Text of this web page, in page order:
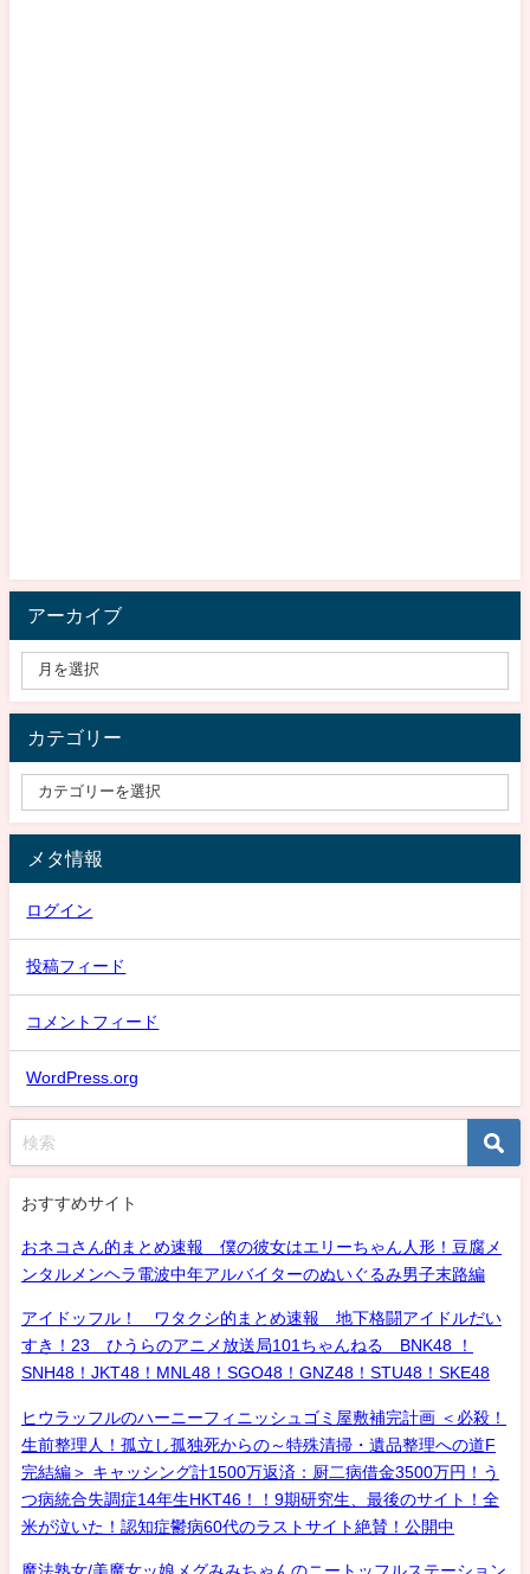
アーカイブ
カテゴリー
メタ情報
ログイン
投稿フィード
コメントフィード
WordPress.org
おすすめサイト
おネコさん的まとめ速報 僕の彼女はエリーちゃん人形！豆腐メ
ンタルメンヘラ電波中年アルバイターのぬいぐるみ男子末路編
アイドッフル！ ワタクシ的まとめ速報 地下格闘アイドルだい
すき！23 ひうらのアニメ放送局101ちゃんねる BNK48 ！
SNH48！JKT48！MNL48！SGO48！GNZ48！STU48！SKE48
ヒウラッフルのハーニーフィニッシュゴミ屋敷補完計画 ＜必殺！
生前整理人！孤立し孤独死からの～特殊清掃・遺品整理への道F
完結編＞ キャッシング計1500万返済：厨二病借金3500万円！う
つ病統合失調症14年生HKT46！！9期研究生、最後のサイト！全
米が泣いた！認知症鬱病60代のラストサイト絶賛！公開中
魔法熟女/美魔女ッ娘メグみみちゃんのニートッフルステーション